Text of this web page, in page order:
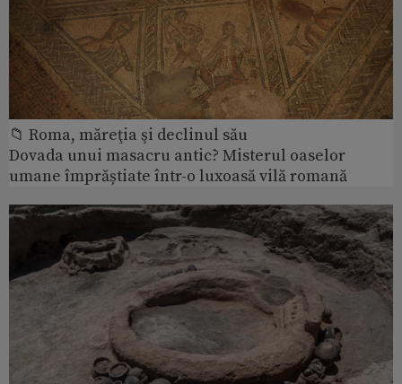
📁 Roma, măreţia şi declinul său
Dovada unui masacru antic? Misterul oaselor
umane împrăștiate într-o luxoasă vilă romană